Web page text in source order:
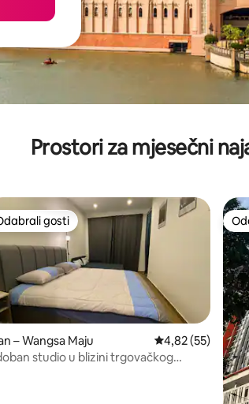
Prostori za mjesečni
4,94/5, recenzija: 190
gosti
gosti
– Wangsa Maju Prosječna
4,82 (55)
studio u blizini trgovačkog